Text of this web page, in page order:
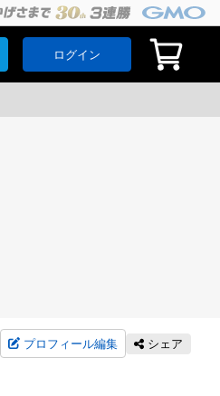
ログイン
プロフィール編集 シェア